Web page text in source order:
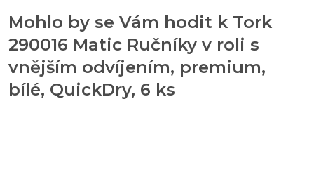
Mohlo by se Vám hodit k Tork
290016 Matic Ručníky v roli s
vnějším odvíjením, premium,
bílé, QuickDry, 6 ks